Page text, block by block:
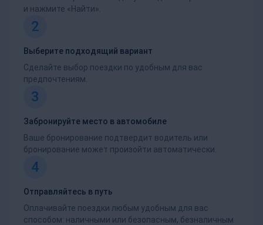
и нажмите «Найти».
2
Выберите подходящий вариант
Сделайте выбор поездки по удобным для вас
предпочтениям.
3
Забронируйте место в автомобиле
Ваше бронирование подтвердит водитель или
бронирование может произойти автоматически.
4
Отправляйтесь в путь
Оплачивайте поездки любым удобным для вас
способом: наличными или безопасным, безналичным